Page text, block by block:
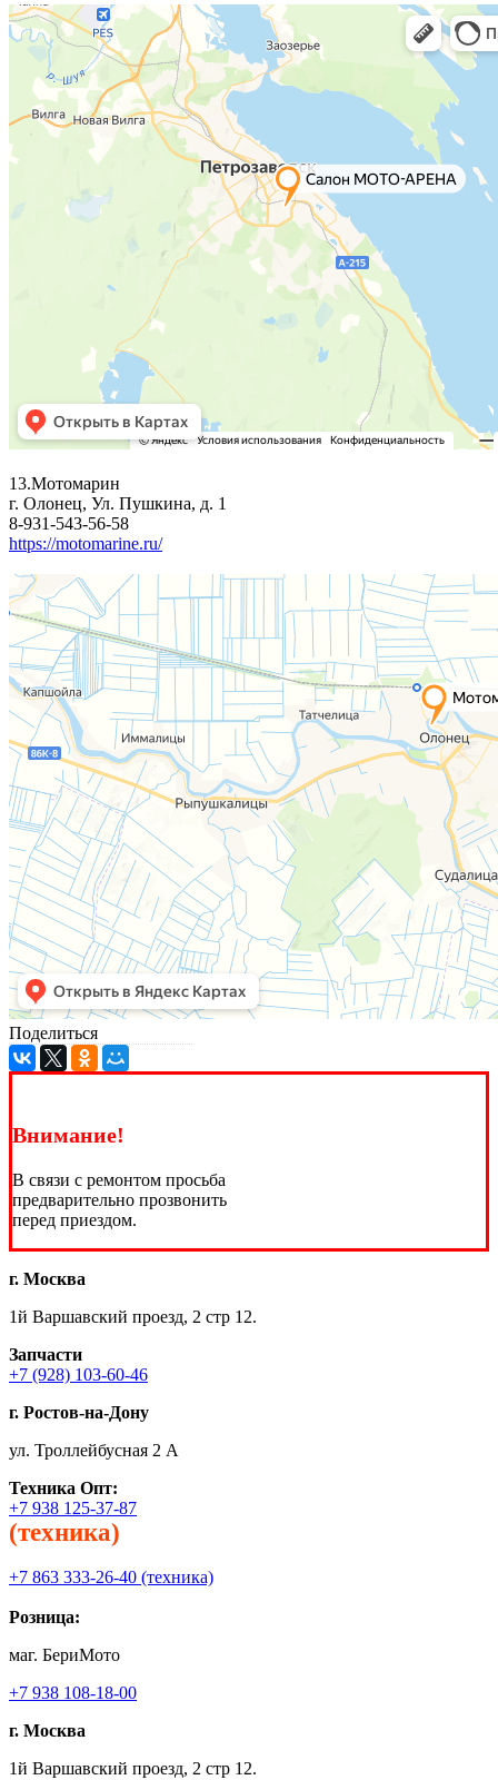
13.Мотомарин
г. Олонец, Ул. Пушкина, д. 1
8-931-543-56-58
https://motomarine.ru/
Поделиться
Внимание!
В связи с ремонтом просьба
предварительно прозвонить
перед приездом.
г. Москва
1й Варшавский проезд, 2 стр 12.
Запчасти
+7 (928) 103-60-46
г. Ростов-на-Дону
ул. Троллейбусная 2 А
Техника Опт:
+7 938 125-37-87
(техника)
+7 863 333-26-40 (техника)
Розница:
маг. БериМото
+7 938 108-18-00
г. Москва
1й Варшавский проезд, 2 стр 12.